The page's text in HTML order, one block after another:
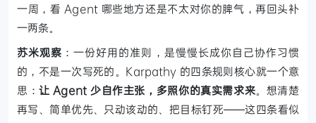
一周，看 Agent 哪些地方还是不太对你的脾气，再回头补
一两条。
苏米观察 ：一份好用的准则，是慢慢长成你自己协作习惯
的，不是一次写死的。Karpathy 的四条规则核心就一个意
思：让 Agent 少自作主张，多照你的真实需求来。想清楚
再写、简单优先、只动该动的、把目标钉死——这四条看似